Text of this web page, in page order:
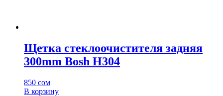
Щетка стеклоочистителя задняя
300mm Bosh H304
850 сом
В корзину